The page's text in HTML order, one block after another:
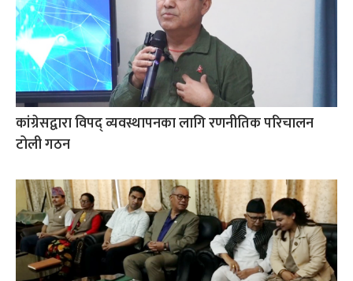
कांग्रेसद्वारा विपद् व्यवस्थापनका लागि रणनीतिक परिचालन
टोली गठन